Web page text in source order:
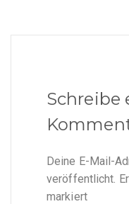
Schreibe
Deine E-Mail-
veröffentlicht.
markiert